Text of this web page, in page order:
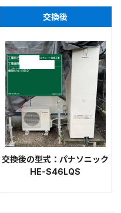
交換後
交換後の型式：パナソニック
HE-S46LQS